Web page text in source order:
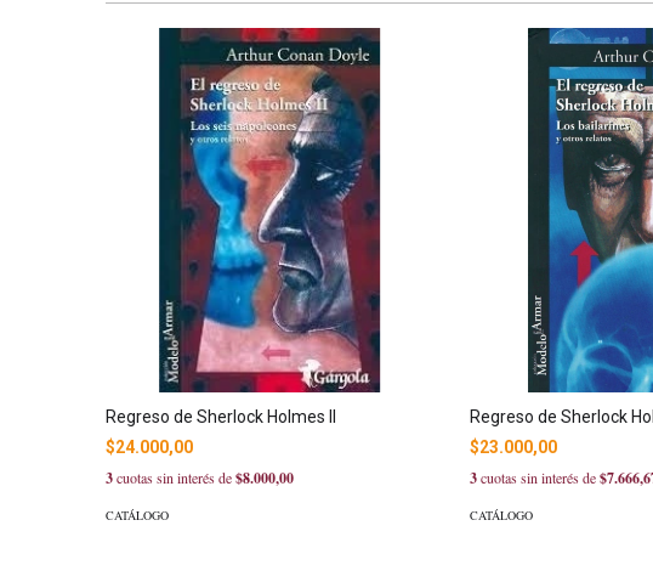
Regreso de Sherlock Holmes II
$24.000,00
3cuotas sin interés de$8.000,00
CATÁLOGO
Regreso de Sherlock
$23.000,00
3cuotas sin interés de
CATÁLOGO